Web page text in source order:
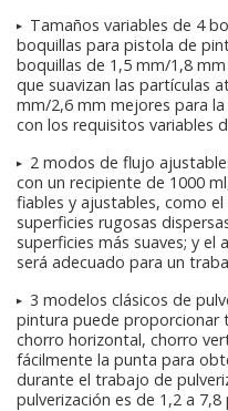
► Tamaños variables de 4
boquillas para pistola de
boquillas de 1,5 mm/1,8
que suavizan las partículas
mm/2,6 mm mejores para
con los requisitos variables
► 2 modos de flujo
con un recipiente de 1000
fiables y ajustables, como
superficies rugosas
superficies más suaves; y el
será adecuado para un
► 3 modelos clásicos de
pintura puede proporcionar
chorro horizontal, chorro
fácilmente la punta para
durante el trabajo de
pulverización es de 1,2 a